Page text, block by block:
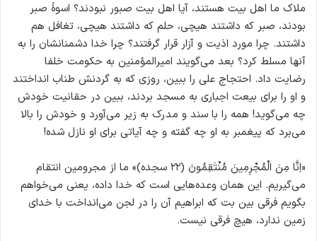
ملاک ما اهل بیت هستند، آیا اهل بیت صبور نبودند؟ اسوهٔ صبر
بودند، صبر که داشتند هیچی، حلم که داشتند هیچی، تغافل هم
داشتند. چرا مورد اذیت و آزار قرار گرفتند؟ چرا خدا دشمنانشان را به
آنها مسلط کرد؟ بعد می‌گویند امیرالمؤمنین به حکومت خلفا
رضایت داد. احتجاج علی را ببین، روزی که به گردنش طناب انداختند
و او را برای بیعت اجباری به مسجد بردند، ببین در حقانیت خودش
چه می‌گوید! همه را با سند و مدرک به زیر می‌آورد و خودش را بالا
می‌برد که پیغمبر به او چه گفته و چه آیاتی برای او نازل شده!
«اِنَّا مِنَ الْمُجْرِمِينَ مُنْتَقِمُونَ (۲۲ سجده)» ما از مجرومین انتقام
می‌گیریم. این همان وعده‌هایی است که خدا داده، یعنی می‌خواهم
بگویم فرقی بین بت که ابراهیم آن را در لجن می‌انداخت با خدای
زمین ندارد، هیچ فرقی نیست.